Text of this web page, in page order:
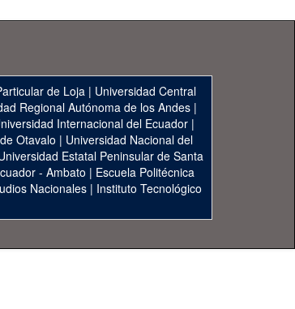
de Loja | Universidad Central
Regional Autónoma de los Andes|
Internacional del Ecuador|
Otavalo | Universidad Nacional del
Estatal Peninsular de Santa
- Ambato | Escuela Politécnica
Nacionales | Instituto Tecnológico